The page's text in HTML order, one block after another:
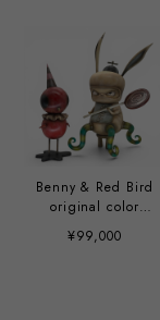
Benny & Red Bird
original color
version by Kathie
Olivas
¥99,000